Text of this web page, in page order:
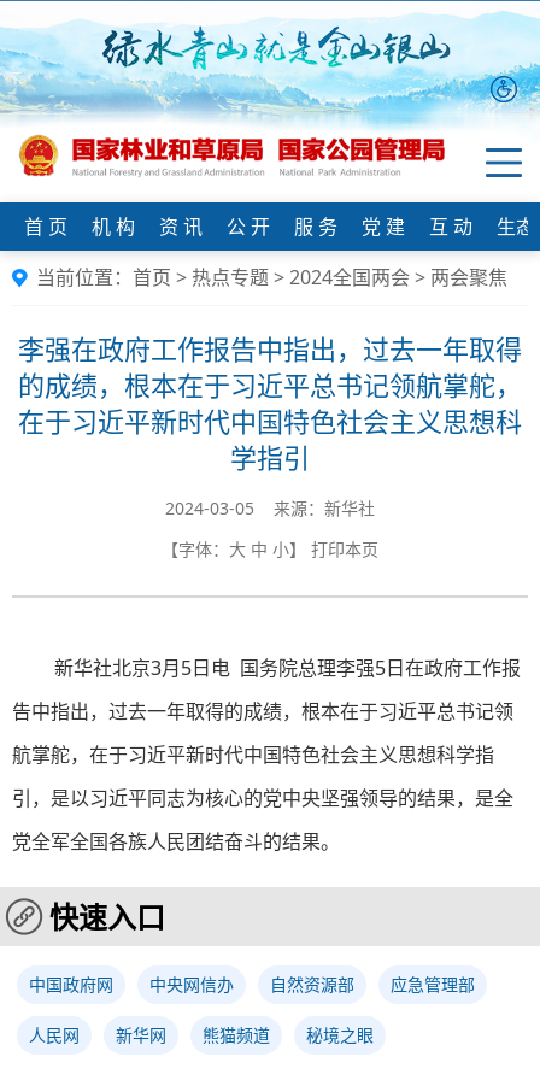
首 页 机 构 资 讯 公 开 服 务 党 建 互 动
生
当前位置： 首页 > 热点专题>2024全国两会 > 两会聚焦
李强在政府工作报告中指出，过去一年取得
的成绩，根本在于习近平总书记领航掌舵，
在于习近平新时代中国特色社会主义思想科
学指引
2024-03-05 来源：新华社
【字体： 大 中 小】 打印本页
新华社北京3月5日电 国务院总理李强5日在政府工作报
告中指出，过去一年取得的成绩，根本在于习近平总书记领
航掌舵，在于习近平新时代中国特色社会主义思想科学指
引，是以习近平同志为核心的党中央坚强领导的结果，是全
党全军全国各族人民团结奋斗的结果。
快速入口
中国政府网 中央网信办 自然资源部 应急管理部
人民网 新华网 熊猫频道 秘境之眼